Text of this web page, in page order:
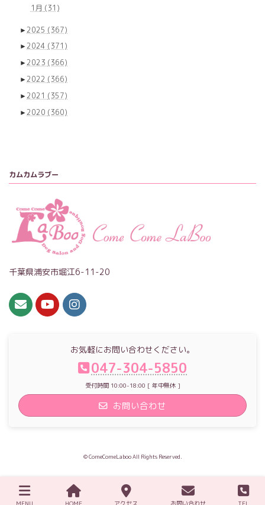
1月 (31)
►2025 (367)
►2024 (371)
►2023 (366)
►2022 (366)
►2021 (357)
►2020 (360)
カムカムラブー
千葉県浦安市堀江6-11-20
お気軽にお問い合わせください。
047-304-5850
受付時間 10:00-18:00 [ 年中無休 ]
お問い合わせ
© ComeComeLaboo All Rights Reserved.
MENU HOME アクセス お問い合わせ TEL